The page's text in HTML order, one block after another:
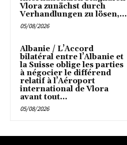
Vlora zunächst durch
Verhandlungen zu lösen,...
05/08/2026
Albanie / L’Accord
bilatéral entre l’Albanie et
la Suisse oblige les parties
à négocier le différend
relatif à l’Aéroport
international de Vlora
avant tout...
05/08/2026